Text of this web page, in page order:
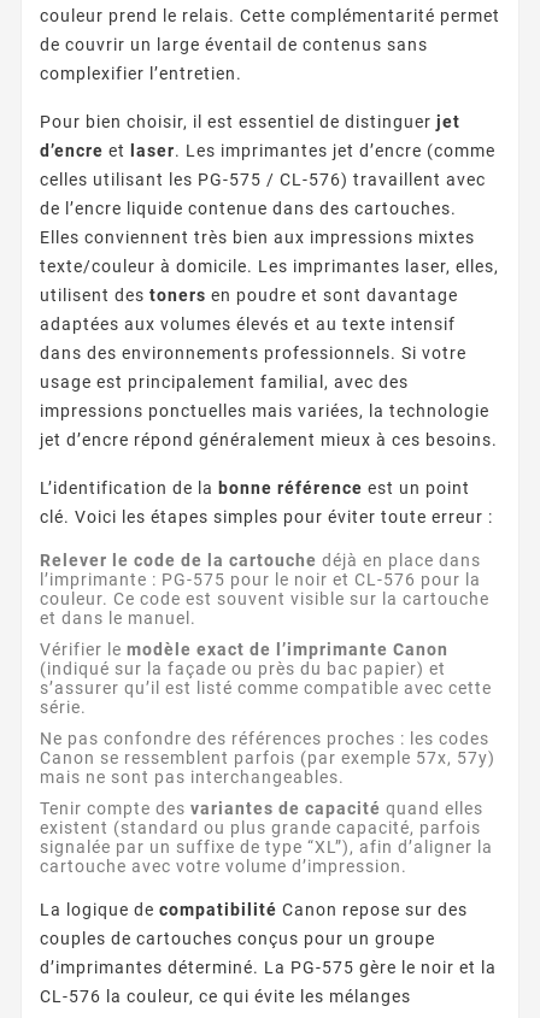
couleur prend le relais. Cette complémentarité permet
de couvrir un large éventail de contenus sans
complexifier l’entretien.
Pour bien choisir, il est essentiel de distinguer jet
d’encre et laser. Les imprimantes jet d’encre (comme
celles utilisant les PG-575 / CL-576) travaillent avec
de l’encre liquide contenue dans des cartouches.
Elles conviennent très bien aux impressions mixtes
texte/couleur à domicile. Les imprimantes laser, elles,
utilisent des toners en poudre et sont davantage
adaptées aux volumes élevés et au texte intensif
dans des environnements professionnels. Si votre
usage est principalement familial, avec des
impressions ponctuelles mais variées, la technologie
jet d’encre répond généralement mieux à ces besoins.
L’identification de la bonne référence est un point
clé. Voici les étapes simples pour éviter toute erreur :
Relever le code de la cartouche déjà en place dans
l’imprimante : PG-575 pour le noir et CL-576 pour la
couleur. Ce code est souvent visible sur la cartouche
et dans le manuel.
Vérifier le modèle exact de l’imprimante Canon
(indiqué sur la façade ou près du bac papier) et
s’assurer qu’il est listé comme compatible avec cette
série.
Ne pas confondre des références proches : les codes
Canon se ressemblent parfois (par exemple 57x, 57y)
mais ne sont pas interchangeables.
Tenir compte des variantes de capacité quand elles
existent (standard ou plus grande capacité, parfois
signalée par un suffixe de type “XL”), afin d’aligner la
cartouche avec votre volume d’impression.
La logique de compatibilité Canon repose sur des
couples de cartouches conçus pour un groupe
d’imprimantes déterminé. La PG-575 gère le noir et la
CL-576 la couleur, ce qui évite les mélanges